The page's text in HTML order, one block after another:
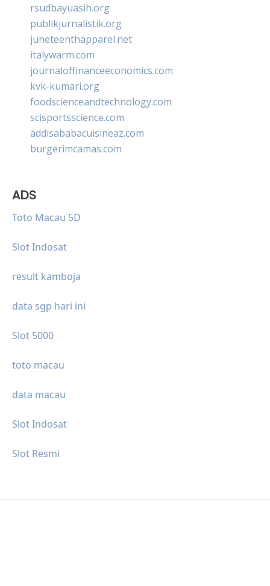
rsudbayuasih.org
publikjurnalistik.org
juneteenthapparel.net
italywarm.com
journaloffinanceeconomics.com
kvk-kumari.org
foodscienceandtechnology.com
scisportsscience.com
addisababacuisineaz.com
burgerimcamas.com
ADS
Toto Macau 5D
Slot Indosat
result kamboja
data sgp hari ini
Slot 5000
toto macau
data macau
Slot Indosat
Slot Resmi